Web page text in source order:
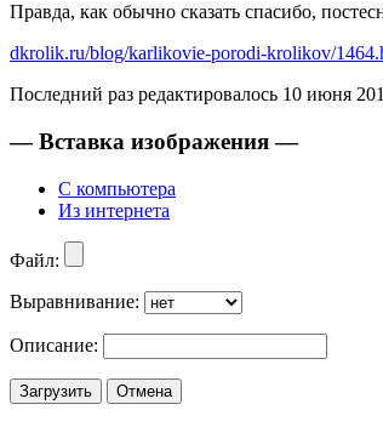
Правда, как обычно сказать спасибо,
dkrolik.ru/blog/karlikovie-porodi-krolikov/
Последний раз редактировалось 10 июня
— Вставка изображения —
С компьютера
Из интернета
Файл:
Выравнивание:
Описание:
Загрузить Отмена